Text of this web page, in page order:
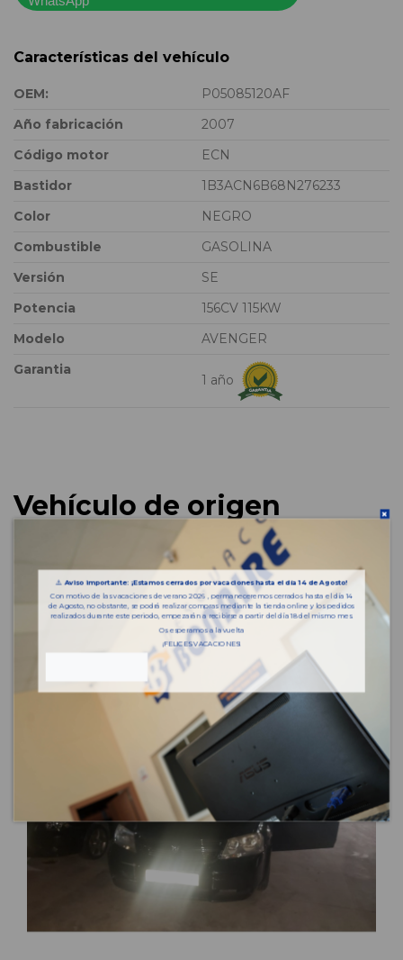
Características del vehículo
OEM:
P05085120AF
Año fabricación
2007
Código motor
ECN
Bastidor
1B3ACN6B68N276233
Color
NEGRO
Combustible
GASOLINA
Versión
SE
Potencia
156CV 115KW
Modelo
AVENGER
Garantia
1 año
Vehículo de origen
⚠️ Aviso importante: ¡Estamos cerrados por vacaciones hasta el día 14 de Agosto!
Con motivo de las vacaciones de verano 2026 , permaneceremos cerrados hasta el día 14
de Agosto, no obstante, se podrá realizar compras mediante la tienda online y los pedidos
realizados durante este periodo, empezarán a recibirse a partir del día 18 del mismo mes.
Os esperamos a la vuelta
¡FELICES VACACIONES!